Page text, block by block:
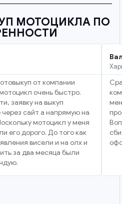
МОТОЦИКЛА ПО
от компании
очень быстро.
заявку на выкуп
сайт а напрямую на
мотоцикл у меня
его дорого. До того как
висели и на олх и
за два месяца были